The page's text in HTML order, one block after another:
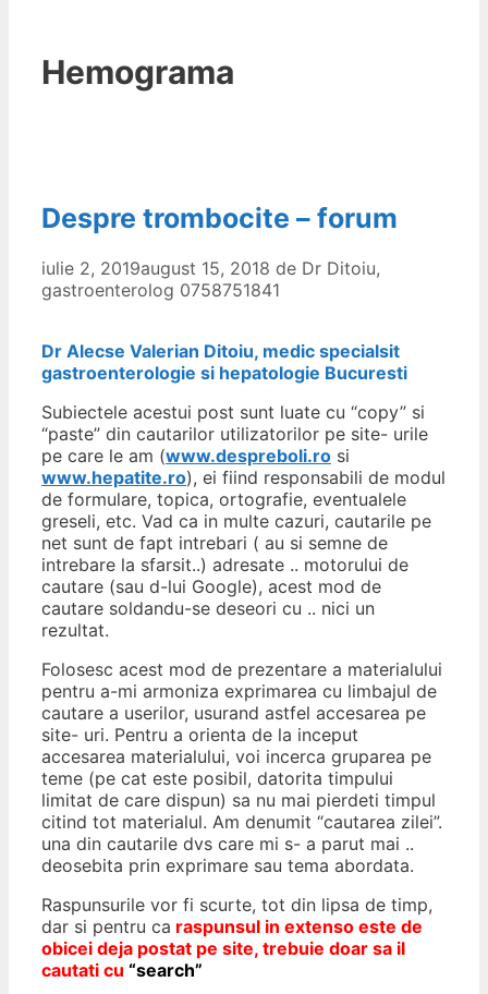
Hemograma
Despre trombocite – forum
iulie 2, 2019august 15, 2018 de Dr Ditoiu,
gastroenterolog 0758751841
Dr Alecse Valerian Ditoiu, medic specialsit
gastroenterologie si hepatologie Bucuresti
Subiectele acestui post sunt luate cu “copy” si
“paste” din cautarilor utilizatorilor pe site- urile
pe care le am (www.despreboli.ro si
www.hepatite.ro), ei fiind responsabili de modul
de formulare, topica, ortografie, eventualele
greseli, etc. Vad ca in multe cazuri, cautarile pe
net sunt de fapt intrebari ( au si semne de
intrebare la sfarsit..) adresate .. motorului de
cautare (sau d-lui Google), acest mod de
cautare soldandu-se deseori cu .. nici un
rezultat.
Folosesc acest mod de prezentare a materialului
pentru a-mi armoniza exprimarea cu limbajul de
cautare a userilor, usurand astfel accesarea pe
site- uri. Pentru a orienta de la inceput
accesarea materialului, voi incerca gruparea pe
teme (pe cat este posibil, datorita timpului
limitat de care dispun) sa nu mai pierdeti timpul
citind tot materialul. Am denumit “cautarea zilei”.
una din cautarile dvs care mi s- a parut mai ..
deosebita prin exprimare sau tema abordata.
Raspunsurile vor fi scurte, tot din lipsa de timp,
dar si pentru ca raspunsul in extenso este de
obicei deja postat pe site, trebuie doar sa il
cautati cu “search”